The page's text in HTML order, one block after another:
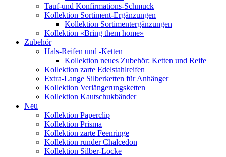
Tauf-und Konfirmations-Schmuck
Kollektion Sortiment-Ergänzungen
Kollektion Sortimentergänzungen
Kollektion «Bring them home»
Zubehör
Hals-Reifen und -Ketten
Kollektion neues Zubehör: Ketten und Reife
Kollektion zarte Edelstahlreifen
Extra-Lange Silberketten für Anhänger
Kollektion Verlängerungsketten
Kollektion Kautschukbänder
Neu
Kollektion Paperclip
Kollektion Prisma
Kollektion zarte Feenringe
Kollektion runder Chalcedon
Kollektion Silber-Locke